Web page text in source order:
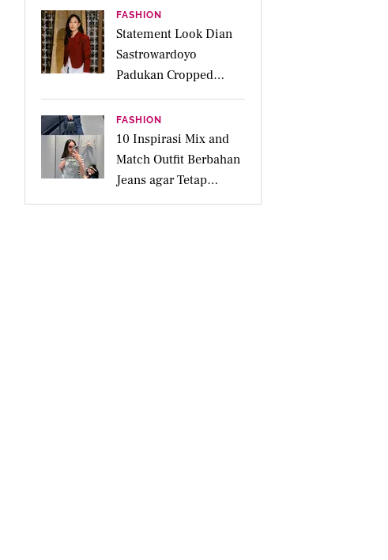
FASHION
Statement Look Dian
Sastrowardoyo
Padukan Cropped
Beskap dan Ripped
Jeans, Hadirkan Pesona
Kartini yang Edgy
FASHION
10 Inspirasi Mix and
Match Outfit Berbahan
Jeans agar Tetap
Tampil Stylish